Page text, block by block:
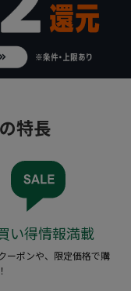
特長
い得情報満載
ーポンや、限定価格で購